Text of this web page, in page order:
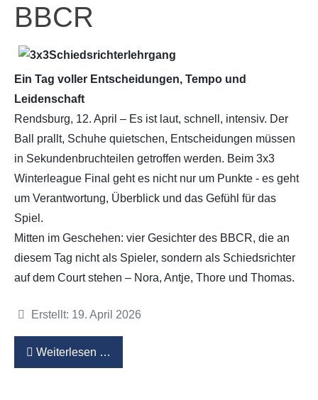
BBCR
Ein Tag voller Entscheidungen, Tempo und
Leidenschaft
Rendsburg, 12. April – Es ist laut, schnell, intensiv. Der
Ball prallt, Schuhe quietschen, Entscheidungen müssen
in Sekundenbruchteilen getroffen werden. Beim 3x3
Winterleague Final geht es nicht nur um Punkte - es geht
um Verantwortung, Überblick und das Gefühl für das
Spiel.
Mitten im Geschehen: vier Gesichter des BBCR, die an
diesem Tag nicht als Spieler, sondern als Schiedsrichter
auf dem Court stehen – Nora, Antje, Thore und Thomas.
Details
Erstellt: 19. April 2026
Weiterlesen …